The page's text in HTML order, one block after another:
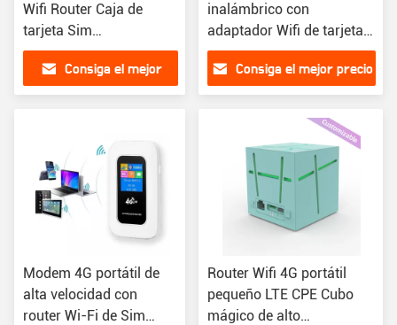
Wifi Router Caja de
tarjeta Sim
Desbloqueada Mini Wifi
portátil inalámbrico con
batería de 2100mAh 10
Consiga el mejor
inalámbrico con
adaptador Wifi de tarjeta
SIM Banda doble 2.4Ghz
Mini Wifi público portátil
Consiga el mejor precio
Modem 4G portátil de
alta velocidad con
router Wi-Fi de Sim
Router Wifi 4G portátil
pequeño LTE CPE Cubo
mágico de alto